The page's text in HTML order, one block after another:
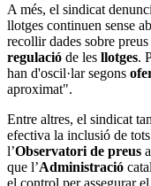
A més, el sindicat
llotges continuen sense
recollir dades sobre
regulació de les llotges.
han d'oscil·lar segons
aproximat".
Entre altres, el sindicat
efectiva la inclusió de
l’Observatori de preus
que l’Administració
el control per assegurar